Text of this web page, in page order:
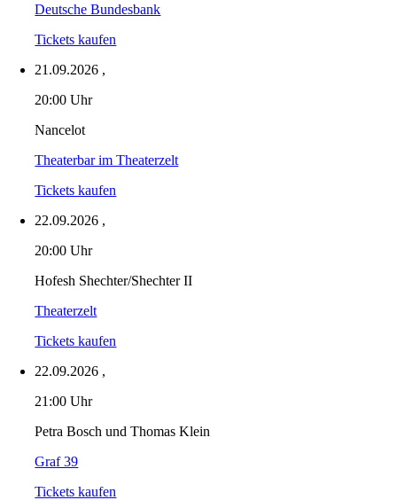
Deutsche Bundesbank
Tickets kaufen
21.09.2026 ,
20:00 Uhr
Nancelot
Theaterbar im Theaterzelt
Tickets kaufen
22.09.2026 ,
20:00 Uhr
Hofesh Shechter/Shechter II
Theaterzelt
Tickets kaufen
22.09.2026 ,
21:00 Uhr
Petra Bosch und Thomas Klein
Graf 39
Tickets kaufen